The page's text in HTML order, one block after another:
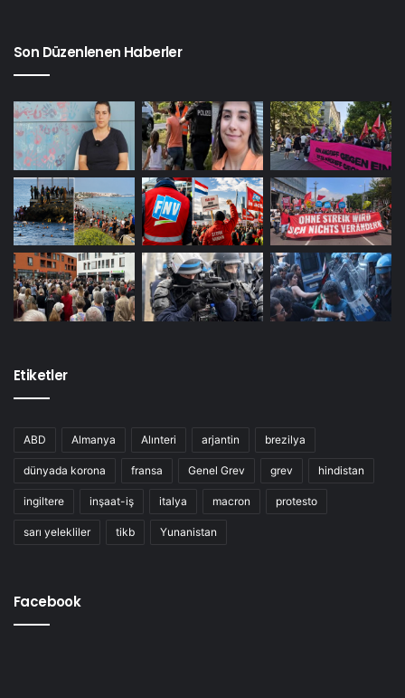
Son Düzenlenen Haberler
Etiketler
ABD Almanya Alınteri arjantin brezilya
dünyada korona fransa Genel Grev grev hindistan
ingiltere inşaat-iş italya macron protesto
sarı yelekliler tikb Yunanistan
Facebook